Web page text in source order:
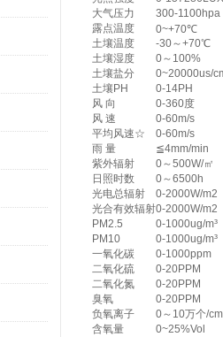
大气压力
300-1100hpa
露点温度
0~+70℃
土壤温度
-30～+70℃
土壤湿度
0～100%
土壤盐分
0~20000us/
土壤PH
0-14PH
风 向
0-360度
风 速
0-60m/s
平均风速☆
0-60m/s
雨 量
≦4mm/min
紫外辐射
0～500W/㎡
日照时数
0～6500h
光电总辐射
0-2000W/m2
光合有效辐射0-2000W/m2
PM2.5
0-1000ug/m³
PM10
0-1000ug/m³
一氧化碳
0-1000ppm
二氧化硫
0-20PPM
二氧化氮
0-20PPM
臭氧
0-20PPM
负氧离子
0～10万个/
含氧量
0~25%Vol